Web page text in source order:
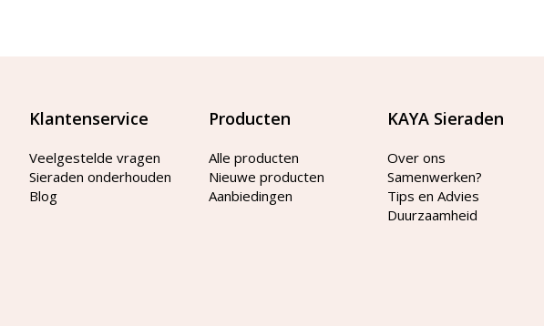
Klantenservice
Veelgestelde vragen
Sieraden onderhouden
Blog
Producten
Alle producten
Nieuwe producten
Aanbiedingen
KAYA Sieraden
Over ons
Samenwerken?
Tips en Advies
Duurzaamheid